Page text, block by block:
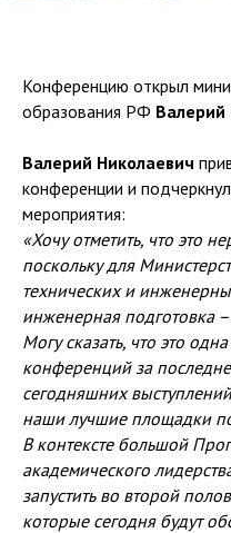
Конференцию открыл
образования РФ Валерий
Валерий Николаевич
конференции и
мероприятия:
«Хочу отметить, что это
поскольку для
технических и
инженерная подготовка
Могу сказать, что это
конференций за
сегодняшних
наши лучшие площадки
В контексте большой
академического
запустить во второй
которые сегодня будут